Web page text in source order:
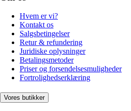
Hvem er vi?
Kontakt os
Salgsbetingelser
Retur & refundering
Juridiske oplysninger
Betalingsmetoder
Priser og forsendelsesmuligheder
Fortrolighedserklæring
Vores butikker